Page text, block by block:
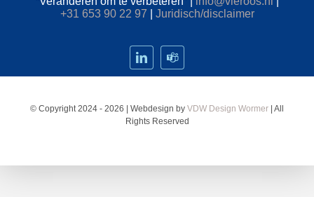
+31 653 90 22 97
Juridisch/disclaimer
© Copyright 2024 - 2026 | Webdesign by VDW Design Wormer | All
Rights Reserved